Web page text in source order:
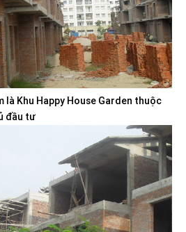
là Khu Happy House Garden thuộc
đầu tư